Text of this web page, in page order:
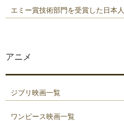
エミー賞技術部門を受賞した日本人
アニメ
ジブリ映画一覧
ワンピース映画一覧